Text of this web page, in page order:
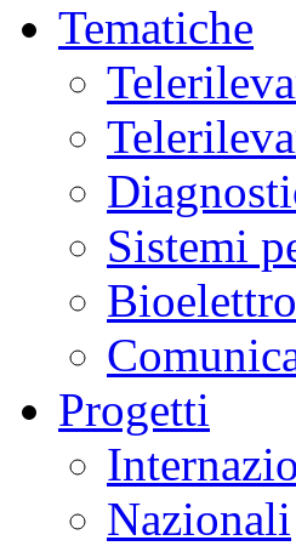
Tematiche
Sistemi
Progetti
Nazionali